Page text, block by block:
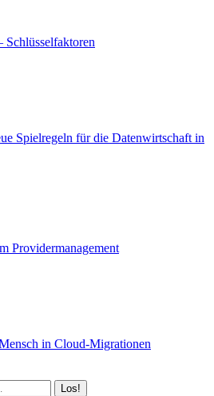
Spielregeln für die Datenwirtschaft in
Providermanagement
in Cloud-Migrationen